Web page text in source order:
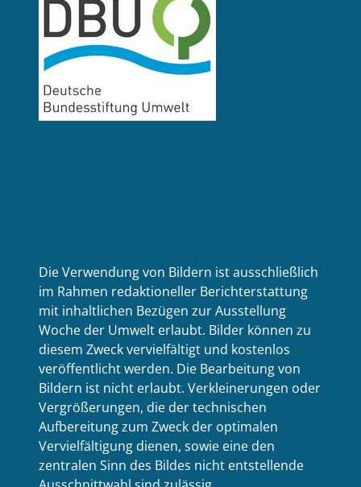
Die Verwendung von Bildern ist ausschließlich
im Rahmen redaktioneller Berichterstattung
mit inhaltlichen Bezügen zur Ausstellung
Woche der Umwelt erlaubt. Bilder können zu
diesem Zweck vervielfältigt und kostenlos
veröffentlicht werden. Die Bearbeitung von
Bildern ist nicht erlaubt. Verkleinerungen oder
Vergrößerungen, die der technischen
Aufbereitung zum Zweck der optimalen
Vervielfältigung dienen, sowie eine den
zentralen Sinn des Bildes nicht entstellende